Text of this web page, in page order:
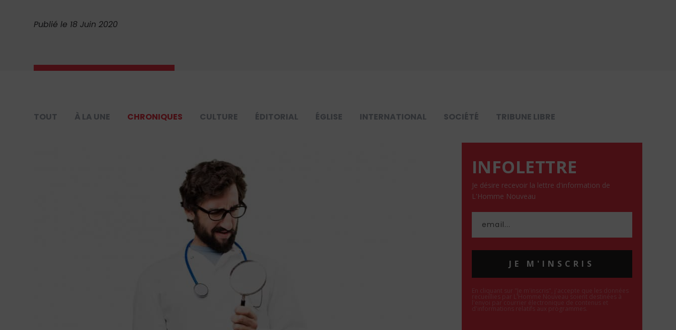
Publié le 18 Juin 2020
TOUT À LA UNE CHRONIQUES CULTURE ÉDITORIAL ÉGLISE INTERNATIONAL SOCIÉTÉ TRIBUNE LIBRE
INFOLETTRE
Je désire recevoir la lettre d'information de
L'Homme Nouveau
JE M'INSCRIS
En cliquant sur "Je m'inscris", j'accepte que les données
recueillies par L'Homme Nouveau soient destinées à
l'envoi par courrier électronique de contenus et
d'informations relatifs aux programmes.